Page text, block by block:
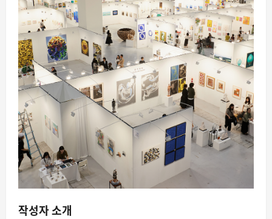
작성자 소개